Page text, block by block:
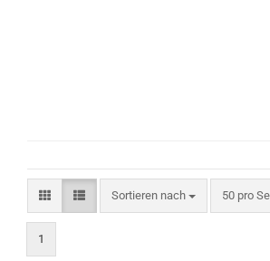
Sortieren nach
Sortieren nach 50 pro
pro Seite
1